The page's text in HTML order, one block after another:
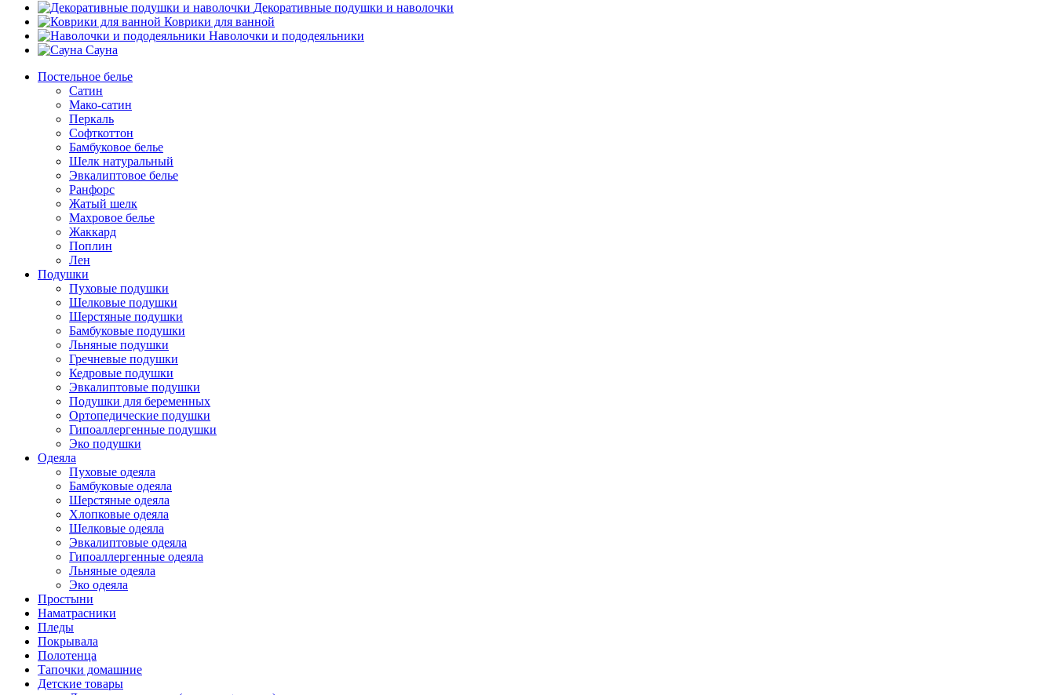
Декоративные подушки и наволочки
Коврики для ванной
Наволочки и пододеяльники
Сауна
Постельное белье
Сатин
Мако-сатин
Перкаль
Софткоттон
Бамбуковое белье
Шелк натуральный
Эвкалиптовое белье
Ранфорс
Жатый шелк
Махровое белье
Жаккард
Поплин
Лен
Подушки
Пуховые подушки
Шелковые подушки
Шерстяные подушки
Бамбуковые подушки
Льняные подушки
Гречневые подушки
Кедровые подушки
Эвкалиптовые подушки
Подушки для беременных
Ортопедические подушки
Гипоаллергенные подушки
Эко подушки
Одеяла
Пуховые одеяла
Бамбуковые одеяла
Шерстяные одеяла
Хлопковые одеяла
Шелковые одеяла
Эвкалиптовые одеяла
Гипоаллергенные одеяла
Льняные одеяла
Эко одеяла
Простыни
Наматрасники
Пледы
Покрывала
Полотенца
Тапочки домашние
Детские товары